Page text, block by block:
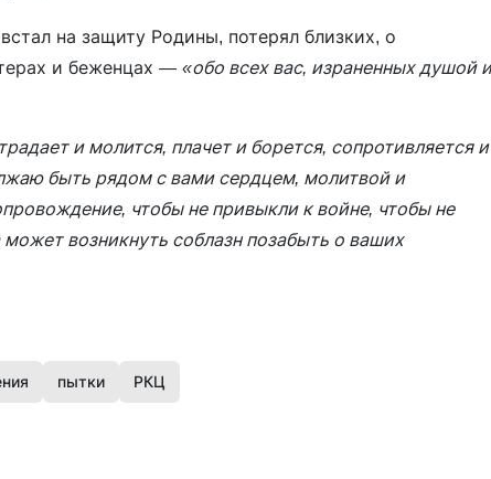
на защиту Родины, потерял близких, о
и беженцах — «обо всех вас, израненных душой и
и молится, плачет и борется, сопротивляется и
быть рядом с вами сердцем, молитвой и
чтобы не привыкли к войне, чтобы не
возникнуть соблазн позабыть о ваших
пытки РКЦ